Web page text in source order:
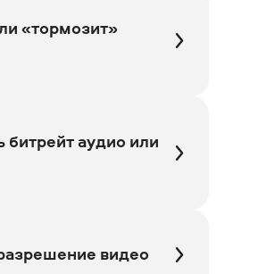
«тормозит»
аудио или
видео